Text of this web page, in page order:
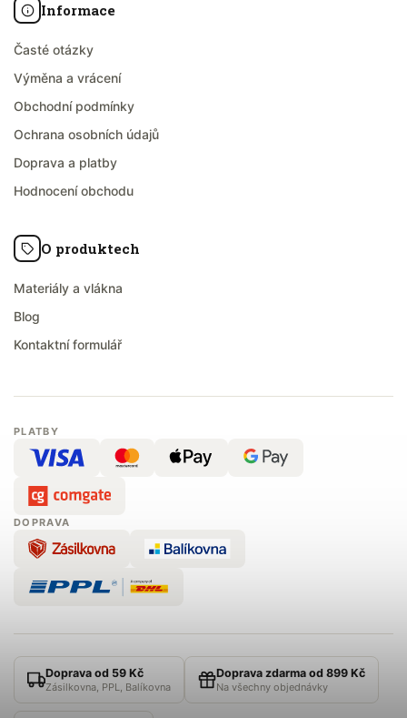
Informace
Časté otázky
Výměna a vrácení
Obchodní podmínky
Ochrana osobních údajů
Doprava a platby
Hodnocení obchodu
O produktech
Materiály a vlákna
Blog
Kontaktní formulář
PLATBY
DOPRAVA
Doprava od 59 Kč
Zásilkovna, PPL, Balíkovna
Doprava zdarma od 899 Kč
Na všechny objednávky